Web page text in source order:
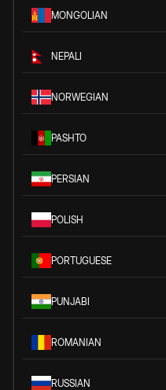
MONGOLIAN
NEPALI
NORWEGIAN
PASHTO
PERSIAN
POLISH
PORTUGUESE
PUNJABI
ROMANIAN
RUSSIAN